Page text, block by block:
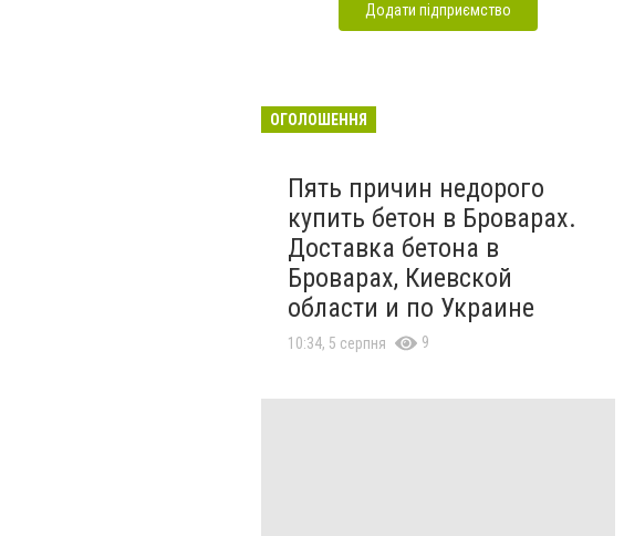
Додати підприємство
ОГОЛОШЕННЯ
Пять причин недорого
купить бетон в Броварах.
Доставка бетона в
Броварах, Киевской
области и по Украине
10:34, 5 серпня 9